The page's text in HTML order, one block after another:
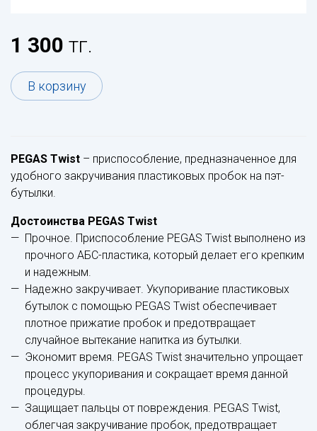
1 300 тг.
В корзину
PEGAS Twist – приспособление, предназначенное для
удобного закручивания пластиковых пробок на пэт-
бутылки.
Достоинства PEGAS Twist
Прочное. Приспособление PEGAS Twist выполнено из
прочного АБС-пластика, который делает его крепким
и надежным.
Надежно закручивает. Укупоривание пластиковых
бутылок с помощью PEGAS Twist обеспечивает
плотное прижатие пробок и предотвращает
случайное вытекание напитка из бутылки.
Экономит время. PEGAS Twist значительно упрощает
процесс укупоривания и сокращает время данной
процедуры.
Защищает пальцы от повреждения. PEGAS Twist,
облегчая закручивание пробок, предотвращает